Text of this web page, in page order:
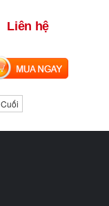
Liên hệ
MUA NGAY
Cuối